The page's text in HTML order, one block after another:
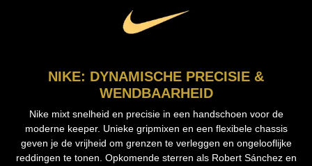
NIKE: DYNAMISCHE PRECISIE &
WENDBAARHEID
Nike mixt snelheid en precisie in een handschoen voor de
moderne keeper. Unieke gripmixen en een flexibele chassis
geven je de vrijheid om grenzen te verleggen en ongelooflijke
reddingen te tonen. Opkomende sterren als Robert Sánchez en